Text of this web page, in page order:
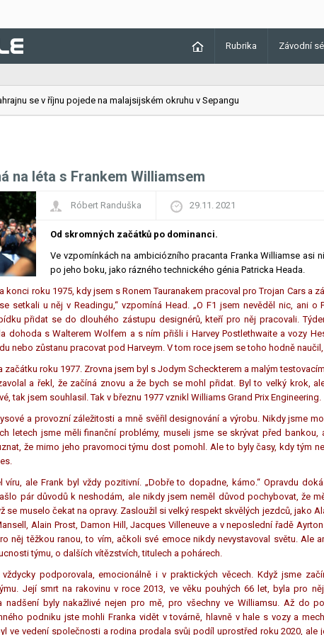
Rubrika Závodní
se v říjnu pojede na malajsijském okruhu v Sepangu
na léta s Frankem Williamsem
Róbert Randuška 29.11. 2021
Od skromných začátků po dominanci.
Ve vzpomínkách na ambiciózního pracanta Franka Williamse asi
po jeho boku, jako rázného technického génia Patricka Heada.
konci roku 1975, kdy jsem s Ronem Tauranakem pracoval pro Trojan Cars a
setkali u něj v Readingu,“ vzpomíná Head. „O F1 jsem nevěděl nic, ani o
přidat se do dlouhého zástupu designérů, kteří pro něj pracovali.
dohoda s Walterem Wolfem a s ním přišli i Harvey Postlethwaite a vozy
nebo zůstanu pracovat pod Harveym. V tom roce jsem se toho hodně
začátku roku 1977. Zrovna jsem byl s Jodym Scheckterem a malým
a řekl, že začíná znovu a že bych se mohl přidat. Byl to velký krok,
tak jsem souhlasil. Tak v březnu 1977 vznikl Williams Grand Prix Engineering.
a provozní záležitosti a mně svěřil designování a výrobu. Nikdy jsme
letech jsme měli finanční problémy, museli jsme se skrývat před bankou,
že mimo jeho pravomoci týmu dost pomohl. Ale to byly časy, kdy tým
víru, ale Frank byl vždy pozitivní. „Dobře to dopadne, kámo.“ Opravdu
pár důvodů k neshodám, ale nikdy jsem neměl důvod pochybovat, že
se muselo čekat na opravy. Zasloužil si velký respekt skvělých jezdců, jako
Alain Prost, Damon Hill, Jacques Villeneuve a v neposlední řadě
něj těžkou ranou, to vím, ačkoli své emoce nikdy nevystavoval světu. Ale
týmu, o dalších vítězstvích, titulech a pohárech.
vždycky podporovala, emocionálně i v praktických věcech. Když jsme
Její smrt na rakovinu v roce 2013, ve věku pouhých 66 let, byla pro
nadšení byly nakažlivé nejen pro mě, pro všechny ve Williamsu. Až do
podniku jste mohli Franka vidět v továrně, hlavně v hale s vozy a
ve vedení společnosti a rodina prodala svůj podíl uprostřed roku 2020, ale